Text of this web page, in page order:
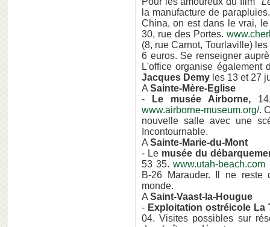
la manufacture de
China, on est dans le vrai,
30, rue des Portes.
(8, rue Carnot, Tourlaville)
6 euros. Se renseigner
L'office organise
Jacques Demy les 13 et 27
A Sainte-Mère-Eglise
-
Le musée Airborne,
www.airborne-museum.org/.
nouvelle salle avec une
Incontournable.
A Sainte-Marie-du-Mont
- Le musée du
53 35.www.utah-beach.com
B-26 Marauder. Il ne
monde.
A Saint-Vaast-la-Hougue
- Exploitation ostréicole La
04. Visites possibles sur